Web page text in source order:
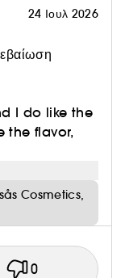
24 Ιουλ 2026
I do like the
the flavor,
Cosmetics,
0